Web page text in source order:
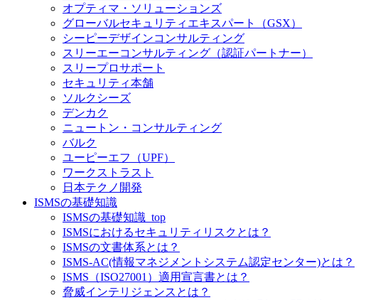
オプティマ・ソリューションズ
グローバルセキュリティエキスパート（GSX）
シーピーデザインコンサルティング
スリーエーコンサルティング（認証パートナー）
スリープロサポート
セキュリティ本舗
ソルクシーズ
デンカク
ニュートン・コンサルティング
バルク
ユーピーエフ（UPF）
ワークストラスト
日本テクノ開発
ISMSの基礎知識
ISMSの基礎知識_top
ISMSにおけるセキュリティリスクとは？
ISMSの文書体系とは？
ISMS-AC(情報マネジメントシステム認定センター)とは？
ISMS（ISO27001）適用宣言書とは？
脅威インテリジェンスとは？